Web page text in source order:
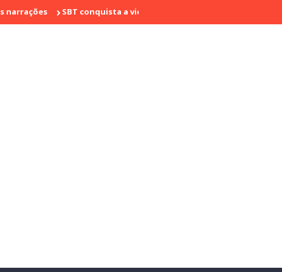
SBT conquista a vice liderança com "Bake Off Brasil" e "SBT